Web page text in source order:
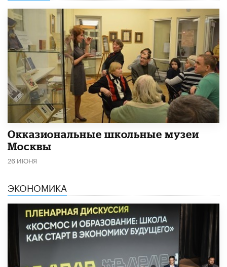
​Окказиональные школьные музеи
Москвы
26 ИЮНЯ
ЭКОНОМИКА